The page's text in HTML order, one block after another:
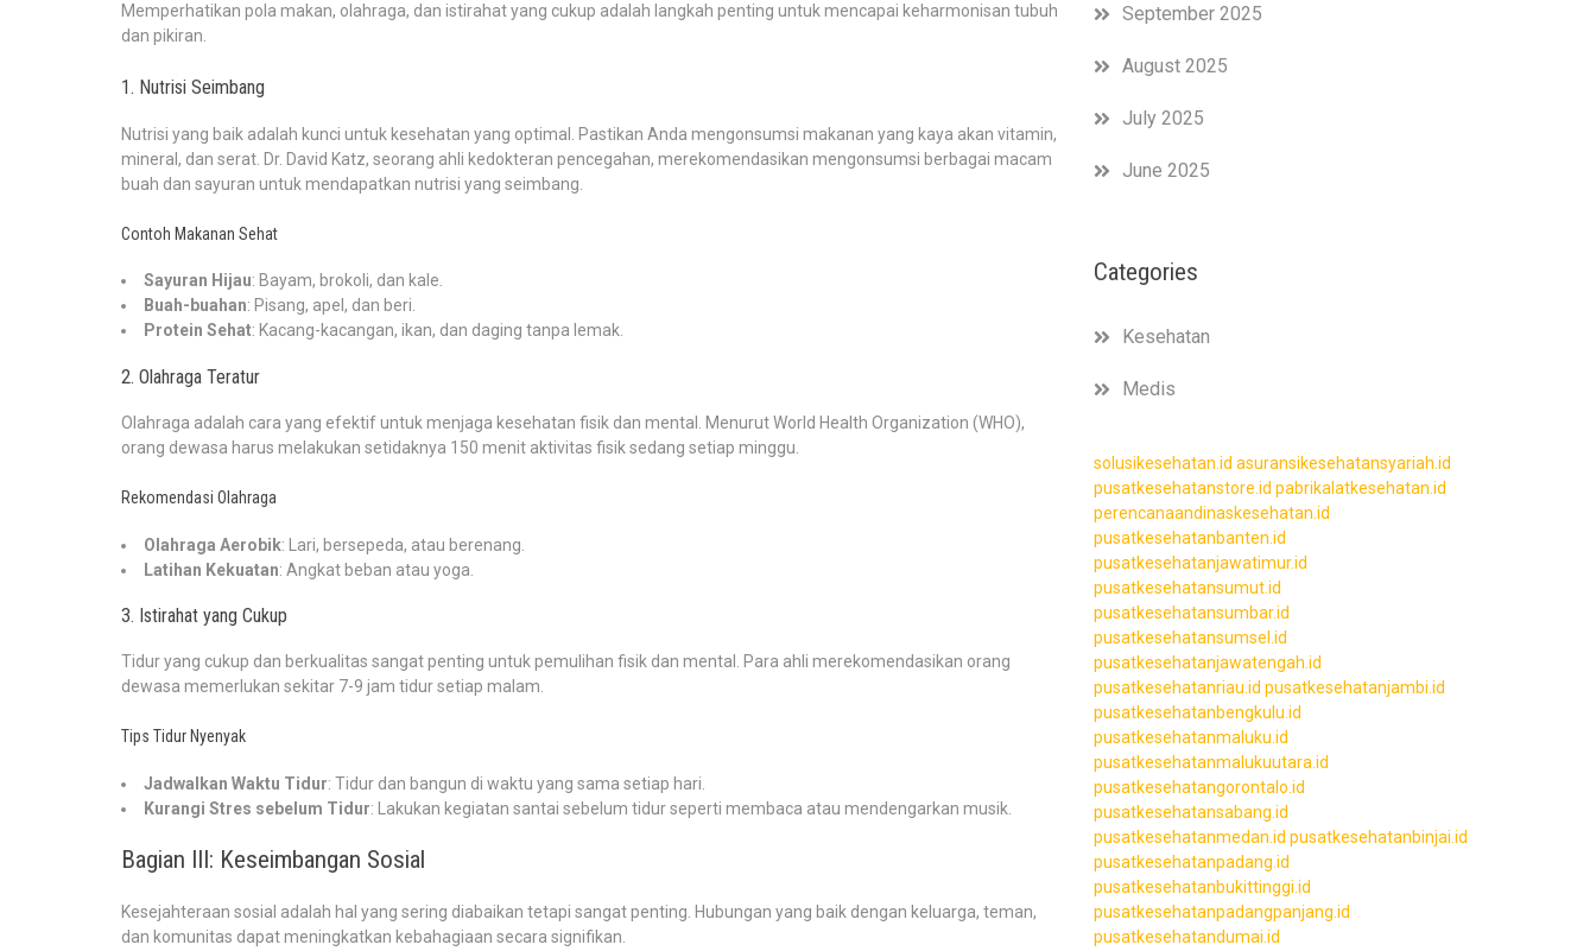
Memperhatikan pola makan, olahraga, dan istirahat yang cukup adalah langkah penting untuk mencapai keharmonisan tubuh
dan pikiran.
1. Nutrisi Seimbang
Nutrisi yang baik adalah kunci untuk kesehatan yang optimal. Pastikan Anda mengonsumsi makanan yang kaya akan vitamin,
mineral, dan serat. Dr. David Katz, seorang ahli kedokteran pencegahan, merekomendasikan mengonsumsi berbagai macam
buah dan sayuran untuk mendapatkan nutrisi yang seimbang.
Contoh Makanan Sehat
Sayuran Hijau: Bayam, brokoli, dan kale.
Buah-buahan: Pisang, apel, dan beri.
Protein Sehat: Kacang-kacangan, ikan, dan daging tanpa lemak.
2. Olahraga Teratur
Olahraga adalah cara yang efektif untuk menjaga kesehatan fisik dan mental. Menurut World Health Organization (WHO),
orang dewasa harus melakukan setidaknya 150 menit aktivitas fisik sedang setiap minggu.
Rekomendasi Olahraga
Olahraga Aerobik: Lari, bersepeda, atau berenang.
Latihan Kekuatan: Angkat beban atau yoga.
3. Istirahat yang Cukup
Tidur yang cukup dan berkualitas sangat penting untuk pemulihan fisik dan mental. Para ahli merekomendasikan orang
dewasa memerlukan sekitar 7-9 jam tidur setiap malam.
Tips Tidur Nyenyak
Jadwalkan Waktu Tidur: Tidur dan bangun di waktu yang sama setiap hari.
Kurangi Stres sebelum Tidur: Lakukan kegiatan santai sebelum tidur seperti membaca atau mendengarkan musik.
Bagian III: Keseimbangan Sosial
Kesejahteraan sosial adalah hal yang sering diabaikan tetapi sangat penting. Hubungan yang baik dengan keluarga, teman,
dan komunitas dapat meningkatkan kebahagiaan secara signifikan.
September 2025
August 2025
July 2025
June 2025
Categories
Kesehatan
Medis
solusikesehatan.id asuransikesehatansyariah.id
pusatkesehatanstore.id pabrikalatkesehatan.id
perencanaandinaskesehatan.id
pusatkesehatanbanten.id
pusatkesehatanjawatimur.id
pusatkesehatansumut.id
pusatkesehatansumbar.id
pusatkesehatansumsel.id
pusatkesehatanjawatengah.id
pusatkesehatanriau.id pusatkesehatanjambi.id
pusatkesehatanbengkulu.id
pusatkesehatanmaluku.id
pusatkesehatanmalukuutara.id
pusatkesehatangorontalo.id
pusatkesehatansabang.id
pusatkesehatanmedan.id pusatkesehatanbinjai.id
pusatkesehatanpadang.id
pusatkesehatanbukittinggi.id
pusatkesehatanpadangpanjang.id
pusatkesehatandumai.id